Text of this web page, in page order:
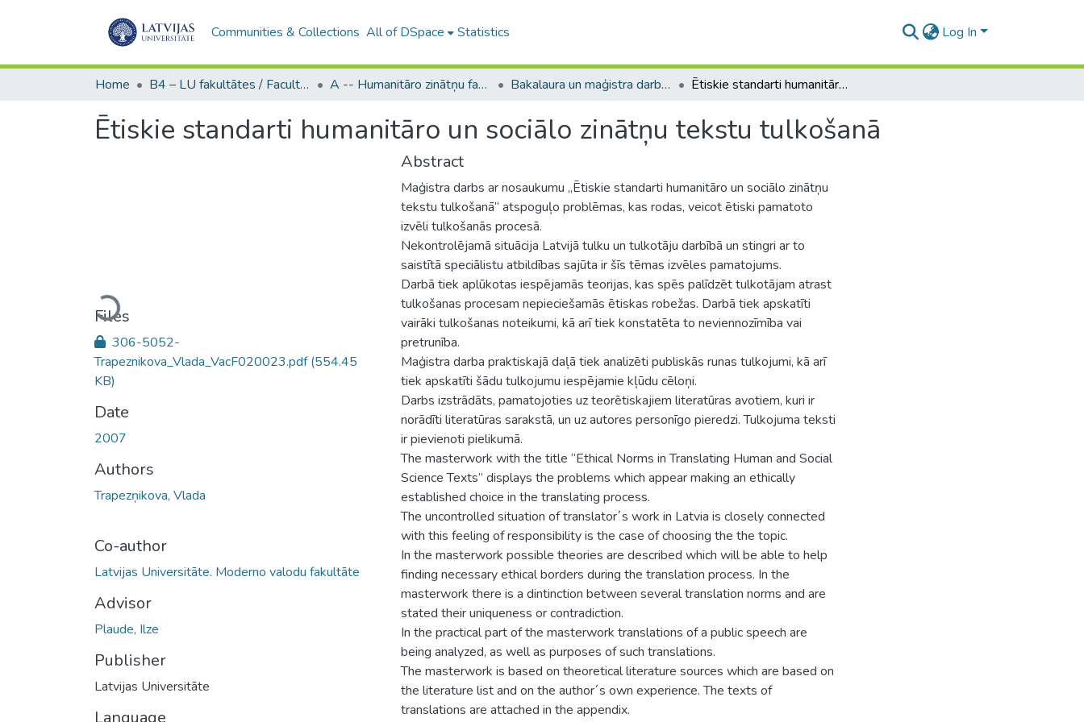
Communities & Collections All of DSpace Statistics Log In
Home B4 – LU fakultātes / Faculties of the UL A -- Humanitāro zinātņu fakultāte / Faculty of Humanities Bakalaura un maģistra darbi (HZF) / Bachelor's and Master's theses Ētiskie standarti humanitāro un sociālo zinātņu tekstu tulkošanā
Ētiskie standarti humanitāro un sociālo zinātņu tekstu tulkošanā
Loading...
Files
306-5052-
Trapeznikova_Vlada_VacF020023.pdf(554.45
KB)
Date
2007
Authors
Trapezņikova, Vlada
Co-author
Latvijas Universitāte. Moderno valodu fakultāte
Advisor
Plaude, Ilze
Publisher
Latvijas Universitāte
Language
Abstract
Maģistra darbs ar nosaukumu „Ētiskie standarti humanitāro un sociālo zinātņu
tekstu tulkošanā“ atspoguļo problēmas, kas rodas, veicot ētiski pamatoto
izvēli tulkošanās procesā.
Nekontrolējamā situācija Latvijā tulku un tulkotāju darbībā un stingri ar to
saistītā speciālistu atbildības sajūta ir šīs tēmas izvēles pamatojums.
Darbā tiek aplūkotas iespējamās teorijas, kas spēs palīdzēt tulkotājam atrast
tulkošanas procesam nepieciešamās ētiskas robežas. Darbā tiek apskatīti
vairāki tulkošanas noteikumi, kā arī tiek konstatēta to neviennozīmība vai
pretrunība.
Maģistra darba praktiskajā daļā tiek analizēti publiskās runas tulkojumi, kā arī
tiek apskatīti šādu tulkojumu iespējamie kļūdu cēloņi.
Darbs izstrādāts, pamatojoties uz teorētiskajiem literatūras avotiem, kuri ir
norādīti literatūras sarakstā, un uz autores personīgo pieredzi. Tulkojuma teksti
ir pievienoti pielikumā.
The masterwork with the title “Ethical Norms in Translating Human and Social
Science Texts” displays the problems which appear making an ethically
established choice in the translating process.
The uncontrolled situation of translator´s work in Latvia is closely connected
with this feeling of responsibility is the case of choosing the the topic.
In the masterwork possible theories are described which will be able to help
finding necessary ethical borders during the translation process. In the
masterwork there is a dintinction between several translation norms and are
stated their uniqueness or contradiction.
In the practical part of the masterwork translations of a public speech are
being analyzed, as well as purposes of such translations.
The masterwork is based on theoretical literature sources which are based on
the literature list and on the author´s own experience. The texts of
translations are attached in the appendix.